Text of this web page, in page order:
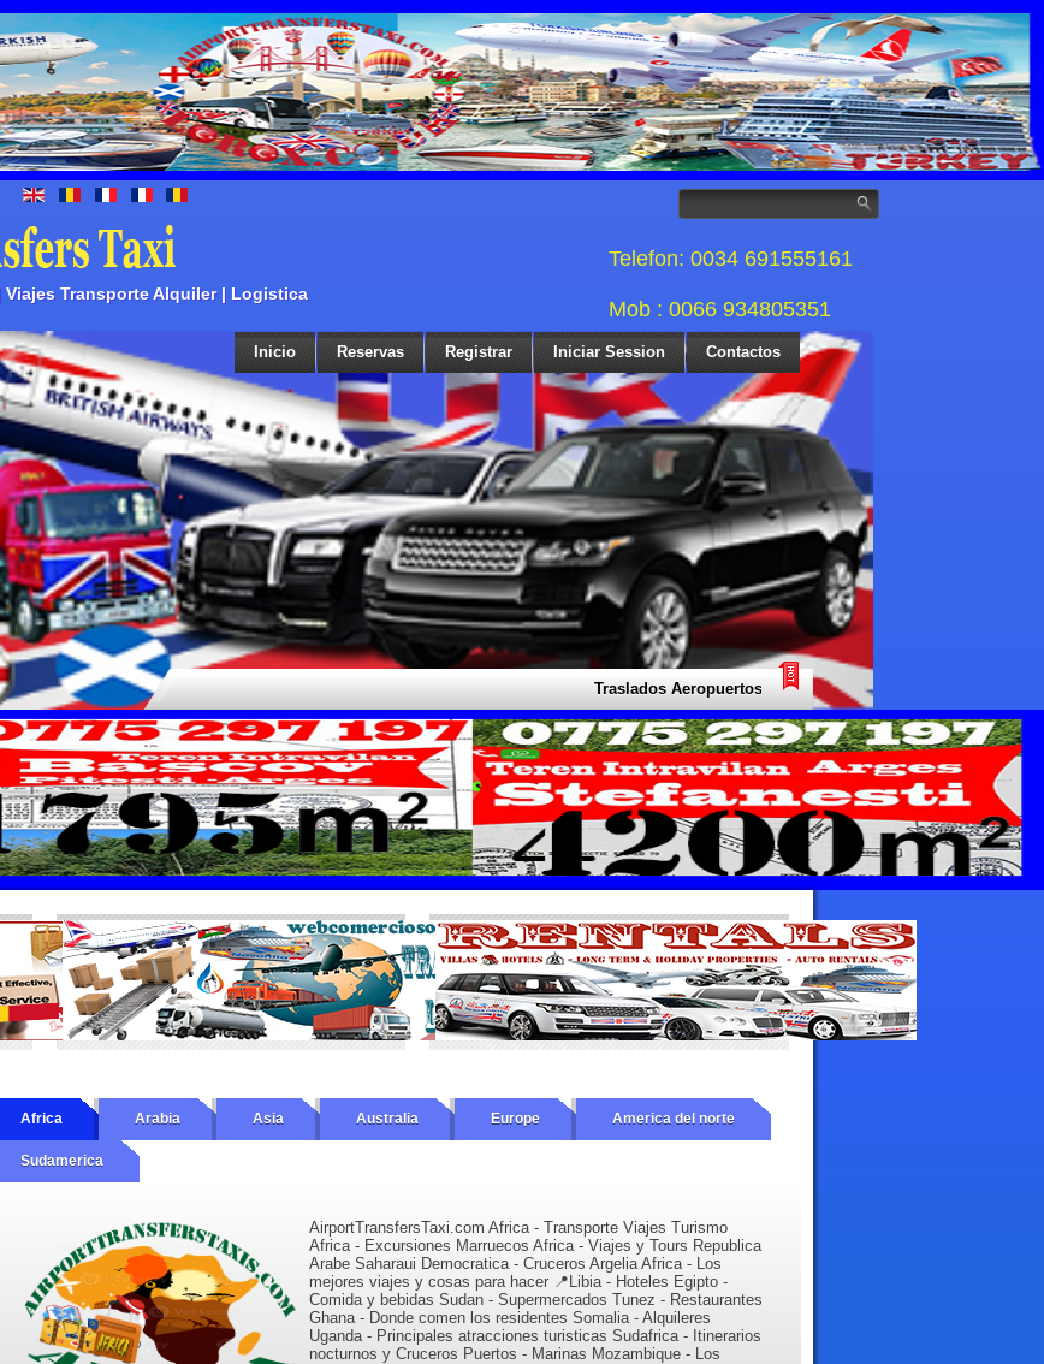
Telefon: 0034 691555161
Mob : 0066 934805351
Traslados Aeropuertos Taxi - Su experto local para todo tipo
Transporte Alquiler | Logistica
Inicio Reservas Registrar Iniciar Session Contactos
Africa Arabia Asia Australia Europe America del norte
Sudamerica
AirportTransfersTaxi.com Africa - Transporte Viajes Turismo
Africa - Excursiones Marruecos Africa - Viajes y Tours Republica
Arabe Saharaui Democratica - Cruceros Argelia Africa - Los
mejores viajes y cosas para hacer 📍Libia - Hoteles Egipto -
Comida y bebidas Sudan - Supermercados Tunez - Restaurantes
Ghana - Donde comen los residentes Somalia - Alquileres
Uganda - Principales atracciones turisticas Sudafrica - Itinerarios
nocturnos y Cruceros Puertos - Marinas Mozambique - Los